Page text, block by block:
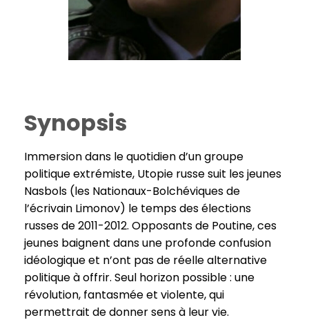
Synopsis
Immersion dans le quotidien d’un groupe
politique extrémiste, Utopie russe suit les jeunes
Nasbols (les Nationaux-Bolchéviques de
l’écrivain Limonov) le temps des élections
russes de 2011-2012. Opposants de Poutine, ces
jeunes baignent dans une profonde confusion
idéologique et n’ont pas de réelle alternative
politique à offrir. Seul horizon possible : une
révolution, fantasmée et violente, qui
permettrait de donner sens à leur vie.